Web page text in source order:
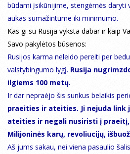
būdami įsikūnijime, stengėmės daryti
aukas sumažintume iki minimumo.
Kas gi su Rusija vyksta dabar ir kaip
Savo pakylėtos būsenos:
Rusijos karma neleido pereiti per
valstybingumo lygį. Rusija
ilgiems 100 metų.
Ir dar nepraėjo šis sunkus belaikis
praeities ir ateities. Ji nejuda link
ateities ir negali nusiristi į
Milijoninės karų, revoliucijų,
Aš jums sakau, nei viena pasaulio